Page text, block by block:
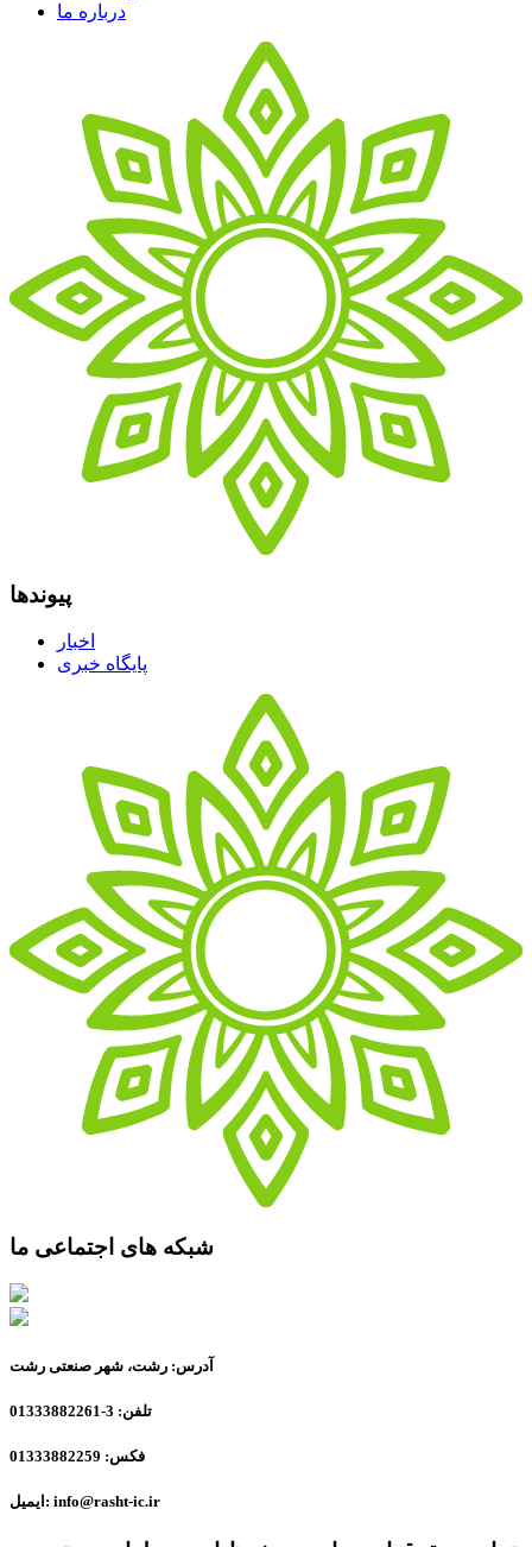
درباره ما
پیوندها
اخبار
پایگاه خبری
شبکه های اجتماعی ما
آدرس: رشت، شهر صنعتی رشت
تلفن: 3-01333882261
فکس: 01333882259
ایمیل: info@rasht-ic.ir